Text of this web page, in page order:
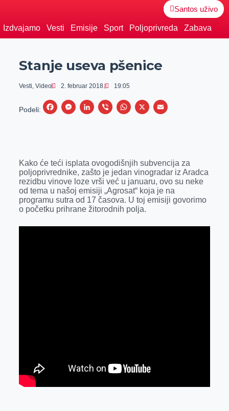
Santos uživo
Izdvajamo Vesti Emisije Sport Poljoprivreda Zabava
Stanje useva pšenice
Vesti, Video 2. februar 2018. 19:05
Podeli:
F
b
o
o
k
M
e
n
g
e
L
e
d
I
n
V
r
W
s
A
p
p
X
E
l
Kako će teći isplata ovogodišnjih subvencija za
poljoprivrednike, zašto je jedan vinogradar iz Aradca
rezidbu vinove loze vrši već u januaru, ovo su neke
od tema u našoj emisiji „Agrosat“ koja je na
programu sutra od 17 časova. U toj emisiji govorimo
o početku prihrane žitorodnih polja.